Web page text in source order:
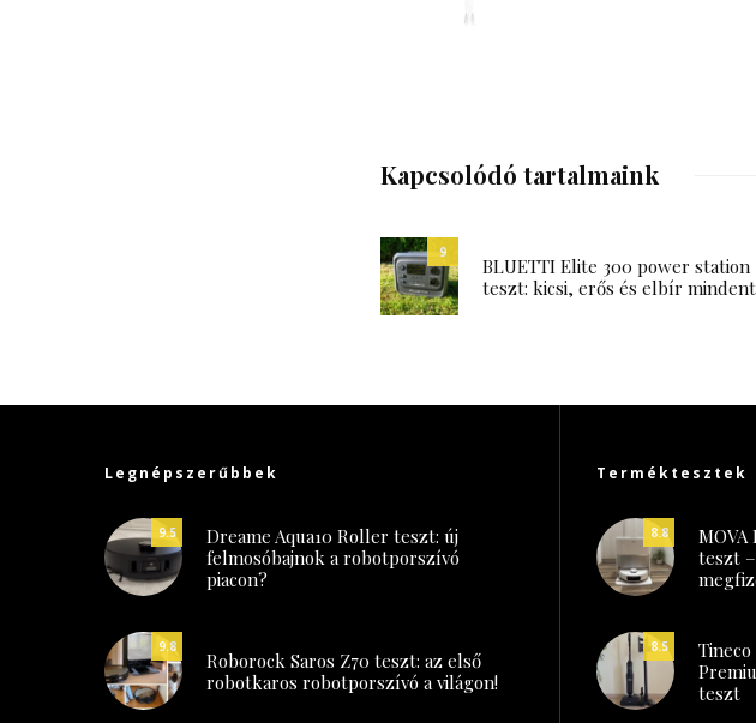
Kapcsolódó tartalmaink
9
BLUETTI Elite 300 power station
teszt: kicsi, erős és elbír mindent
Legnépszerűbbek
9.5
Dreame Aqua10 Roller teszt: új
felmosóbajnok a robotporszívó
piacon?
9.8
Roborock Saros Z70 teszt: az első
robotkaros robotporszívó a világon!
Terméktesztek
8.8
teszt
8.5
teszt